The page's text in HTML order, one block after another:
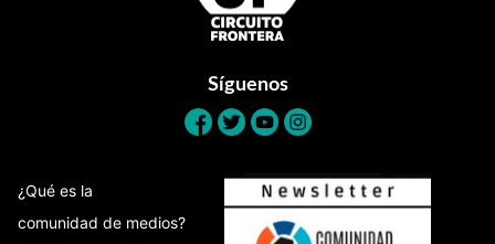
Síguenos
¿Qué es la
comunidad de medios?